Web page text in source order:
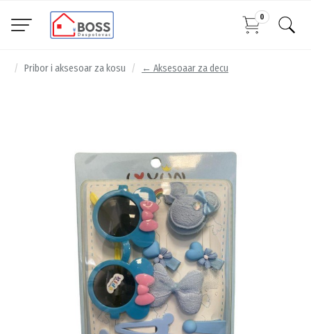
0
Pribor i aksesoar za kosu ← Aksesoaar za decu